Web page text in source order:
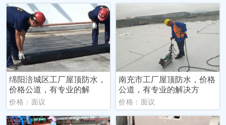
绵阳涪城区工厂屋顶防水，
价格公道，有专业的解
价格：面议
南充市工厂屋顶防水，价格
公道，有专业的解决方
价格：面议